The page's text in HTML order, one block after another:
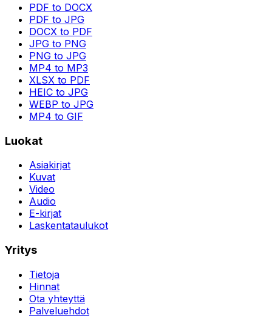
PDF to DOCX
PDF to JPG
DOCX to PDF
JPG to PNG
PNG to JPG
MP4 to MP3
XLSX to PDF
HEIC to JPG
WEBP to JPG
MP4 to GIF
Luokat
Asiakirjat
Kuvat
Video
Audio
E-kirjat
Laskentataulukot
Yritys
Tietoja
Hinnat
Ota yhteyttä
Palveluehdot